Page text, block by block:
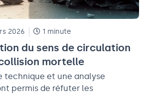
2026 1 minute
du sens de circulation
mortelle
technique et une analyse
permis de réfuter les